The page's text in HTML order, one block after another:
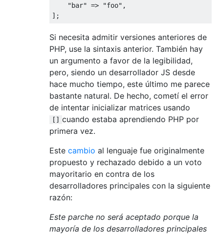
"bar" => "foo" ,
];
Si necesita admitir versiones anteriores de
PHP, use la sintaxis anterior. También hay
un argumento a favor de la legibilidad,
pero, siendo un desarrollador JS desde
hace mucho tiempo, este último me parece
bastante natural. De hecho, cometí el error
de intentar inicializar matrices usando
[] cuando estaba aprendiendo PHP por
primera vez.
Este cambio al lenguaje fue originalmente
propuesto y rechazado debido a un voto
mayoritario en contra de los
desarrolladores principales con la siguiente
razón:
Este parche no será aceptado porque la
mayoría de los desarrolladores principales